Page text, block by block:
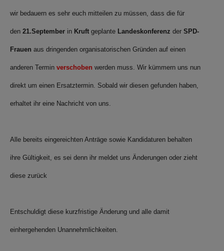
wir bedauern es sehr euch mitteilen zu müssen, dass die für
den 21.September in Kruft geplante Landeskonferenz der SPD-
Frauen aus dringenden organisatorischen Gründen auf einen
anderen Termin verschoben werden muss. Wir kümmern uns nun
direkt um einen Ersatztermin. Sobald wir diesen gefunden haben,
erhaltet ihr eine Nachricht von uns.
Alle bereits eingereichten Anträge sowie Kandidaturen behalten
ihre Gültigkeit, es sei denn ihr meldet uns Änderungen oder zieht
diese zurück
Entschuldigt diese kurzfristige Änderung und alle damit
einhergehenden Unannehmlichkeiten.